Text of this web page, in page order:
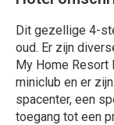
Dit gezellige 4-
oud. Er zijn
My Home Resort
miniclub en er
spacenter, een
toegang tot een